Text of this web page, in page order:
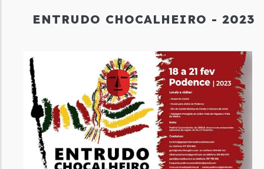
ENTRUDO CHOCALHEIRO - 2023